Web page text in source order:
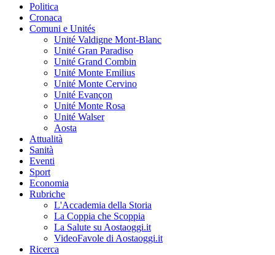
Politica
Cronaca
Comuni e Unités
Unité Valdigne Mont-Blanc
Unité Gran Paradiso
Unité Grand Combin
Unité Monte Emilius
Unité Monte Cervino
Unité Evançon
Unité Monte Rosa
Unité Walser
Aosta
Attualità
Sanità
Eventi
Sport
Economia
Rubriche
L'Accademia della Storia
La Coppia che Scoppia
La Salute su Aostaoggi.it
VideoFavole di Aostaoggi.it
Ricerca